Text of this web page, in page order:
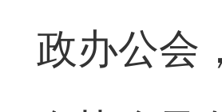
政办公会